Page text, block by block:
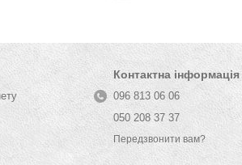
Контактна інформація
096 813 06 06
050 208 37 37
Передзвонити вам?